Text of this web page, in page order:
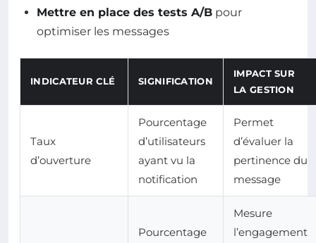
Mettre en place des tests A/B pour
optimiser les messages
INDICATEUR CLÉ SIGNIFICATION
IMPACT SUR
LA GESTION
Taux
d’ouverture
Pourcentage
d’utilisateurs
ayant vu la
notification
Permet
d’évaluer la
pertinence du
message
Pourcentage
Mesure
l’engagement